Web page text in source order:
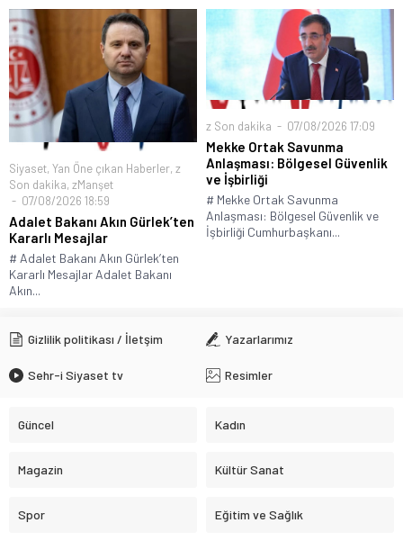
Siyaset, Yan Öne çıkan Haberler, z
Son dakika, zManşet
07/08/2026 18:59
Adalet Bakanı Akın Gürlek’ten
Kararlı Mesajlar
# Adalet Bakanı Akın Gürlek’ten
Kararlı Mesajlar Adalet Bakanı
Akın...
z Son dakika 07/08/2026 17:09
Mekke Ortak Savunma
Anlaşması: Bölgesel Güvenlik
ve İşbirliği
# Mekke Ortak Savunma
Anlaşması: Bölgesel Güvenlik ve
İşbirliği Cumhurbaşkanı...
Gizlilik politikası / İletşim Yazarlarımız
Sehr-i Siyaset tv Resimler
Güncel Kadın
Magazin Kültür Sanat
Spor Eğitim ve Sağlık